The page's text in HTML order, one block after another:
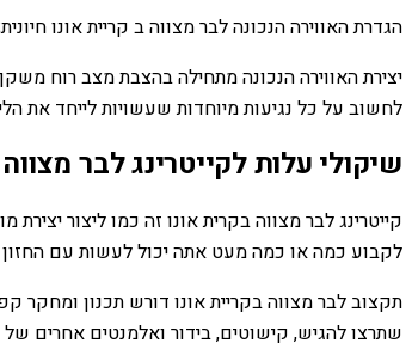
הגדרת האווירה הנכונה לבר מצווה ב קריית אונו
יצירת האווירה הנכונה מתחילה בהצבת מצב רוח
לחשוב על כל נגיעות מיוחדות שעשויות לייחד את
שיקולי עלות לקייטרינג לבר
קייטרינג לבר מצווה בקרית אונו זה כמו ליצור
לקבוע כמה או כמה מעט אתה יכול לעשות עם
תקצוב לבר מצווה בקריית אונו דורש תכנון ומחקר
שתרצו להגיש, קישוטים, בידור ואלמנטים אחרים